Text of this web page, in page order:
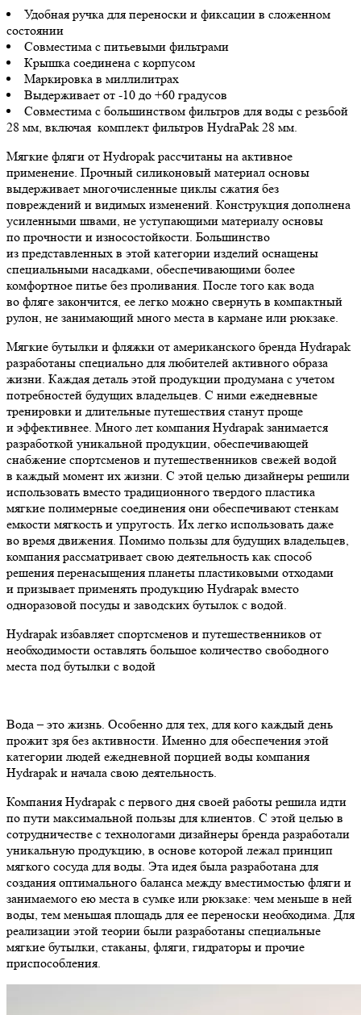
Удобная ручка для переноски и фиксации в сложенном
состоянии
Совместима с питьевыми фильтрами
Крышка соединена с корпусом
Маркировка в миллилитрах
Выдерживает от -10 до +60 градусов
Совместима с большинством фильтров для воды с резьбой
28 мм, включая комплект фильтров HydraPak 28 мм.
Мягкие фляги от Hydropak рассчитаны на активное
применение. Прочный силиконовый материал основы
выдерживает многочисленные циклы сжатия без
повреждений и видимых изменений. Конструкция дополнена
усиленными швами, не уступающими материалу основы
по прочности и износостойкости. Большинство
из представленных в этой категории изделий оснащены
специальными насадками, обеспечивающими более
комфортное питье без проливания. После того как вода
во фляге закончится, ее легко можно свернуть в компактный
рулон, не занимающий много места в кармане или рюкзаке.
Мягкие бутылки и фляжки от американского бренда Hydrapak
разработаны специально для любителей активного образа
жизни. Каждая деталь этой продукции продумана с учетом
потребностей будущих владельцев. С ними ежедневные
тренировки и длительные путешествия станут проще
и эффективнее. Много лет компания Hydrapak занимается
разработкой уникальной продукции, обеспечивающей
снабжение спортсменов и путешественников свежей водой
в каждый момент их жизни. С этой целью дизайнеры решили
использовать вместо традиционного твердого пластика
мягкие полимерные соединения они обеспечивают стенкам
емкости мягкость и упругость. Их легко использовать даже
во время движения. Помимо пользы для будущих владельцев,
компания рассматривает свою деятельность как способ
решения перенасыщения планеты пластиковыми отходами
и призывает применять продукцию Hydrapak вместо
одноразовой посуды и заводских бутылок с водой.
Hydrapak избавляет спортсменов и путешественников от
необходимости оставлять большое количество свободного
места под бутылки с водой
Вода – это жизнь. Особенно для тех, для кого каждый день
прожит зря без активности. Именно для обеспечения этой
категории людей ежедневной порцией воды компания
Hydrapak и начала свою деятельность.
Компания Hydrapak с первого дня своей работы решила идти
по пути максимальной пользы для клиентов. С этой целью в
сотрудничестве с технологами дизайнеры бренда разработали
уникальную продукцию, в основе которой лежал принцип
мягкого сосуда для воды. Эта идея была разработана для
создания оптимального баланса между вместимостью фляги и
занимаемого ею места в сумке или рюкзаке: чем меньше в ней
воды, тем меньшая площадь для ее переноски необходима. Для
реализации этой теории были разработаны специальные
мягкие бутылки, стаканы, фляги, гидраторы и прочие
приспособления.